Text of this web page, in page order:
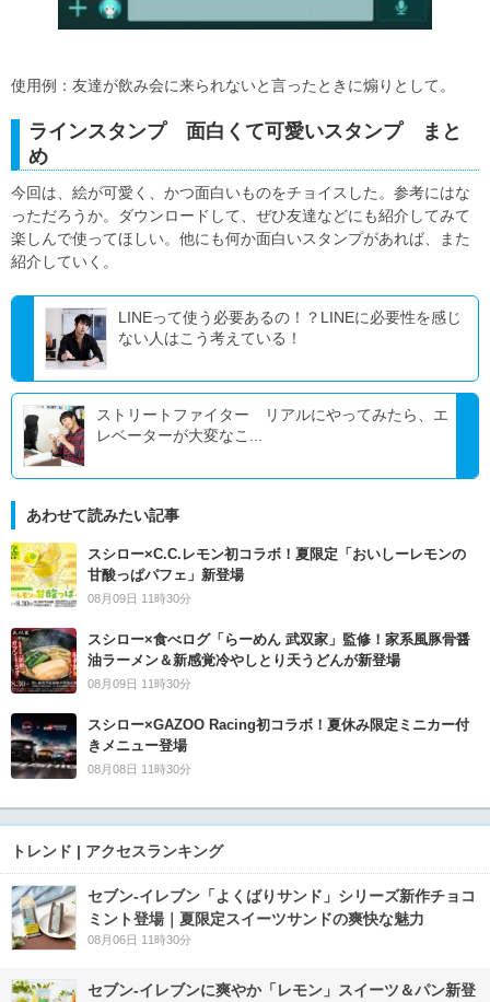
使用例：友達が飲み会に来られないと言ったときに煽りとして。
ラインスタンプ 面白くて可愛いスタンプ まと
め
今回は、絵が可愛く、かつ面白いものをチョイスした。参考にはな
っただろうか。ダウンロードして、ぜひ友達などにも紹介してみて
楽しんで使ってほしい。他にも何か面白いスタンプがあれば、また
紹介していく。
LINEって使う必要あるの！？LINEに必要性を感じ
ない人はこう考えている！
ストリートファイター リアルにやってみたら、エ
レベーターが大変なこ...
あわせて読みたい記事
スシロー×C.C.レモン初コラボ！夏限定「おいしーレモンの
甘酸っぱパフェ」新登場
08月09日 11時30分
スシロー×食べログ「らーめん 武双家」監修！家系風豚骨醤
油ラーメン＆新感覚冷やしとり天うどんが新登場
08月09日 11時30分
スシロー×GAZOO Racing初コラボ！夏休み限定ミニカー付
きメニュー登場
08月08日 11時30分
トレンド | アクセスランキング
セブン‐イレブン「よくばりサンド」シリーズ新作チョコ
ミント登場｜夏限定スイーツサンドの爽快な魅力
08月06日 11時30分
セブン‐イレブンに爽やか「レモン」スイーツ＆パン新登